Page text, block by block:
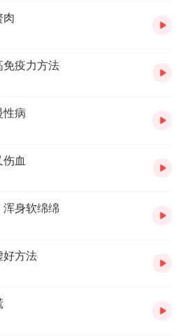
肝肾会自主进行功能分配，工作
腔
精华是肝肾给的
，为本，通过膀胱
。
肉
免疫力方法
性病
血
身软绵绵
好方法